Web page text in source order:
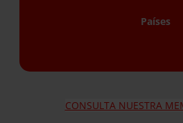
Países
CONSULTA NUESTRA